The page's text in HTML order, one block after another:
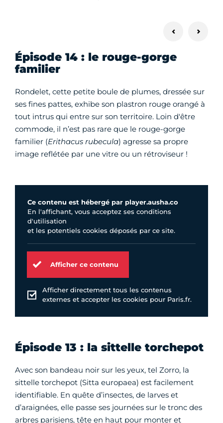
Épisode 14 : le rouge-gorge
familier
Rondelet, cette petite boule de plumes, dressée sur
ses fines pattes, exhibe son plastron rouge orangé à
tout intrus qui entre sur son territoire. Loin d'être
commode, il n’est pas rare que le rouge-gorge
familier (Erithacus rubecula) agresse sa propre
image reflétée par une vitre ou un rétroviseur !
Ce contenu est hébergé par player.ausha.co
En l'affichant, vous acceptez ses conditions
d'utilisation
et les potentiels cookies déposés par ce site.
Afficher ce contenu
Afficher directement tous les contenus
externes et accepter les cookies pour Paris.fr.
Épisode 13 : la sittelle torchepot
Avec son bandeau noir sur les yeux, tel Zorro, la
sittelle torchepot (Sitta europaea) est facilement
identifiable. En quête d’insectes, de larves et
d’araignées, elle passe ses journées sur le tronc des
arbres parisiens, tête en haut pour monter et